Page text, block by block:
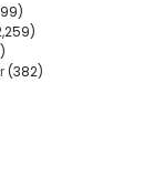
(382)